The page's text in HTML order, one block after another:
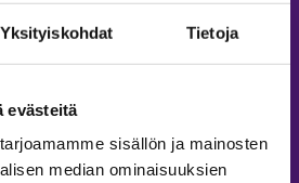
Yksityiskohdat Tietoja
evästeitä
sisällön ja mainosten
median ominaisuuksien